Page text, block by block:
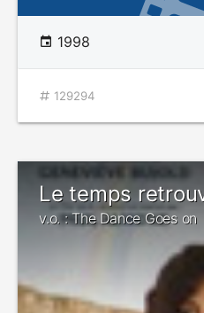
1998
129294
Le temps
v.o. : The Dance Goes on